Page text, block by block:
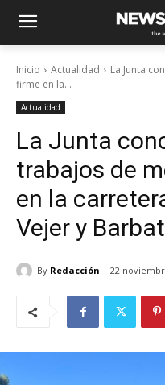
Inicio Actualidad
La Junta
firme en la...
Actualidad
La Junta
trabajos de
en la
Vejer y
By Redacción 22